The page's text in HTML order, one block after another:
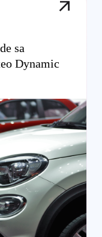
sa
Dynamic